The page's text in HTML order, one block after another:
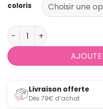
coloris
quantité de Suspension
Livraison offerte
Dès 79€ d’achat